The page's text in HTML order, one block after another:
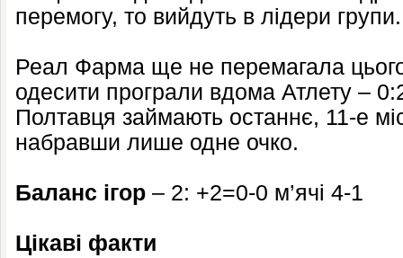
перемогу, то вийдуть в лідери групи.
Реал Фарма ще не перемагала
одесити програли вдома Атлету –
Полтавця займають останнє, 11-е
набравши лише одне очко.
Баланс ігор – 2: +2=0-0 м’ячі 4-1
Цікаві факти